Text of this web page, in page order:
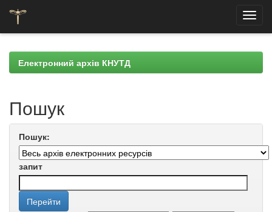
navigationЕлектронний архів КНУТД
Пошук
Пошук:
запит